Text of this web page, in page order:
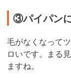
③パイパン
毛がなくなって
ロいです。まる
ますね。